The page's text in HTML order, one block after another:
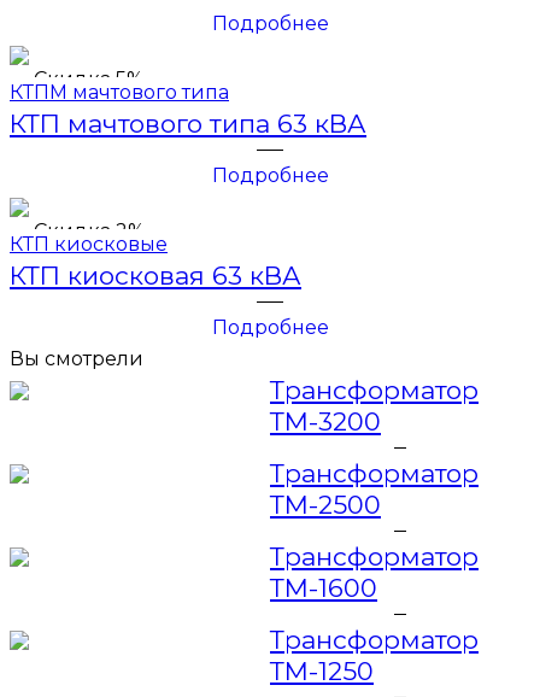
Подробнее
Скидка 5%
КТПМ мачтового типа
КТП мачтового типа 63 кВА
Подробнее
Скидка 2%
КТП киосковые
КТП киосковая 63 кВА
Подробнее
Вы смотрели
Трансформатор
ТМ-3200
Трансформатор
ТМ-2500
Трансформатор
ТМ-1600
Трансформатор
ТМ-1250